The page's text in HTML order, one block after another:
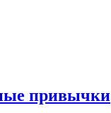
привычки